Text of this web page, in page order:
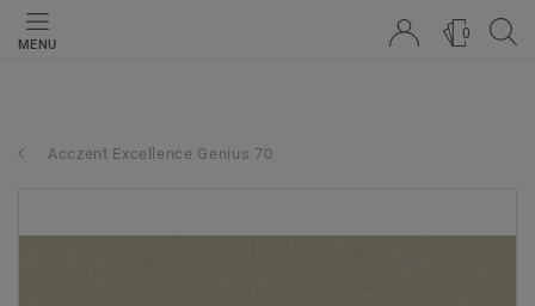
MENU
0
Acczent Excellence Genius 70